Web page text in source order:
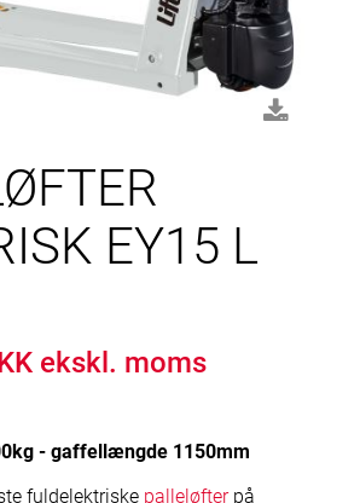
EY15 L
ekskl. moms
- gaffellængde 1150mm
fuldelektriske palleløfterpå